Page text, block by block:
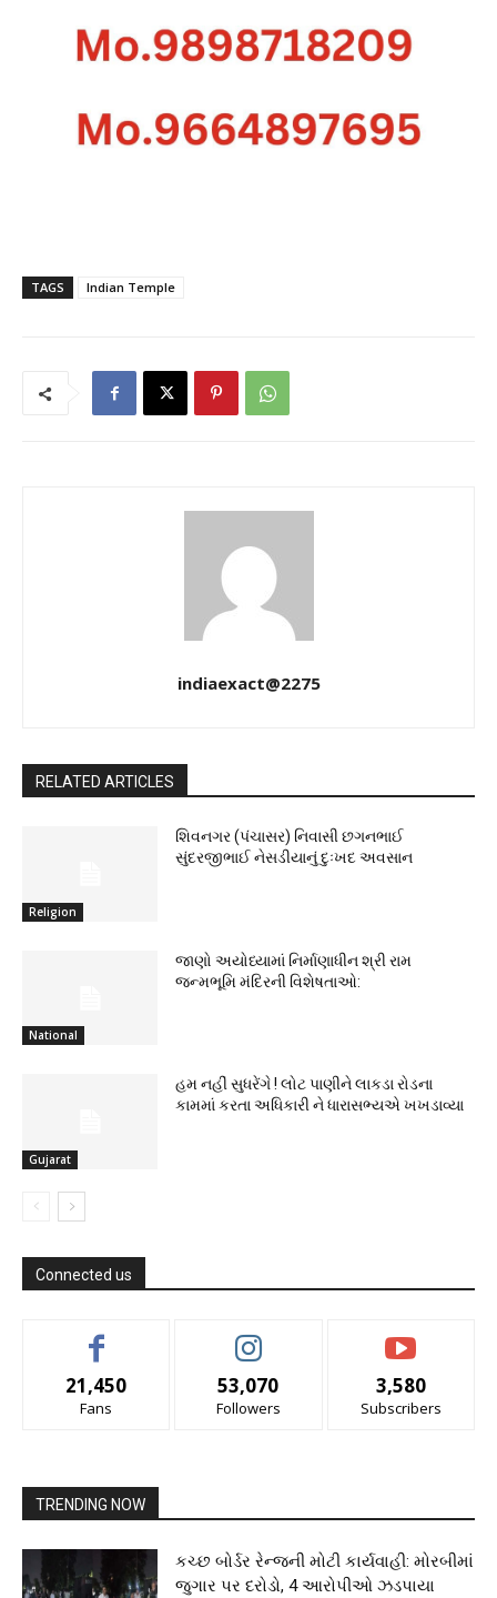
TAGS Indian Temple
indiaexact@2275
RELATED ARTICLES
Religion
શિવનગર (પંચાસર) નિવાસી છગનભાઈ
સુંદરજીભાઈ નેસડીયાનું દુઃખદ અવસાન
National
જાણો અયોધ્યામાં નિર્માણાધીન શ્રી રામ
જન્મભૂમિ મંદિરની વિશેષતાઓ:
Gujarat
હમ નહીં સુધરેંગે ! લોટ પાણીને લાકડા રોડના
કામમાં કરતા અધિકારી ને ધારાસભ્યએ ખખડાવ્યા
Connected us
21,450
Fans
53,070
Followers
3,580
Subscribers
TRENDING NOW
કચ્છ બોર્ડર રેન્જની મોટી કાર્યવાહી: મોરબીમાં
જુગાર પર દરોડો, 4 આરોપીઓ ઝડપાયા